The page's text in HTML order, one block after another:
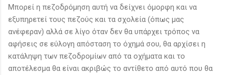
Μπορεί η πεζοδρόμηση αυτή να δείχνει όμορφη και να
εξυπηρετεί τους πεζούς και τα σχολεία (όπως μας
ανέφεραν) αλλά σε λίγο όταν δεν θα υπάρχει τρόπος να
αφήσεις σε εύλογη απόσταση το όχημά σου, θα αρχίσει η
κατάληψη των πεζοδρομίων από τα οχήματα και το
αποτέλεσμα θα είναι ακριβώς το αντίθετο από αυτό που θα